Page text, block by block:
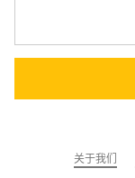
关于我们